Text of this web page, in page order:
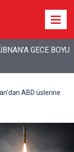
GECE BOYU
ABD üslerine